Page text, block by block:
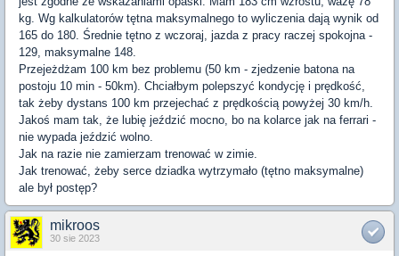
kg. Wg kalkulatorów tętna maksymalnego to wyliczenia dają wynik od
165 do 180. Średnie tętno z wczoraj, jazda z pracy raczej spokojna -
129, maksymalne 148.
Przejeżdżam 100 km bez problemu (50 km - zjedzenie batona na
postoju 10 min - 50km). Chciałbym polepszyć kondycję i prędkość,
tak żeby dystans 100 km przejechać z prędkością powyżej 30 km/h.
Jakoś mam tak, że lubię jeździć mocno, bo na kolarce jak na ferrari -
nie wypada jeździć wolno.
Jak na razie nie zamierzam trenować w zimie.
Jak trenować, żeby serce dziadka wytrzymało (tętno maksymalne)
ale był postęp?
mikroos
30 sie 2023